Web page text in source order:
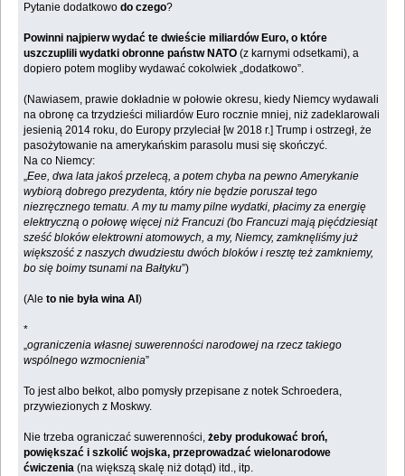
Pytanie dodatkowodo czego?
Powinni najpierw wydać te dwieście miliardów Euro, o które
uszczuplili wydatki obronne państw NATO (z karnymi odsetkami), a
dopiero potem mogliby wydawać cokolwiek „dodatkowo”.
(Nawiasem, prawie dokładnie w połowie okresu, kiedy Niemcy wydawali
na obronę ca trzydzieści miliardów Euro rocznie mniej, niż zadeklarowali
jesienią 2014 roku, do Europy przyleciał [w 2018 r.] Trump i ostrzegł, że
pasożytowanie na amerykańskim parasolu musi się skończyć.
Na co Niemcy:
„Eee, dwa lata jakoś przelecą, a potem chyba na pewno Amerykanie
wybiorą dobrego prezydenta, który nie będzie poruszał tego
niezręcznego tematu. A my tu mamy pilne wydatki, płacimy za energię
elektryczną o połowę więcej niż Francuzi (bo Francuzi mają pięćdziesiąt
sześć bloków elektrowni atomowych, a my, Niemcy, zamknęliśmy już
większość z naszych dwudziestu dwóch bloków i resztę też zamkniemy,
bo się boimy tsunami na Bałtyku”)
(Ale to nie była wina AI)
*
„ograniczenia własnej suwerenności narodowej na rzecz takiego
wspólnego wzmocnienia”
To jest albo bełkot, albo pomysły przepisane z notek Schroedera,
przywiezionych z Moskwy.
Nie trzeba ograniczać suwerenności,żeby produkować broń,
powiększać i szkolić wojska, przeprowadzać wielonarodowe
ćwiczenia (na większą skalę niż dotąd) itd., itp.